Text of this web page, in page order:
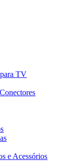
TV
e Acessórios